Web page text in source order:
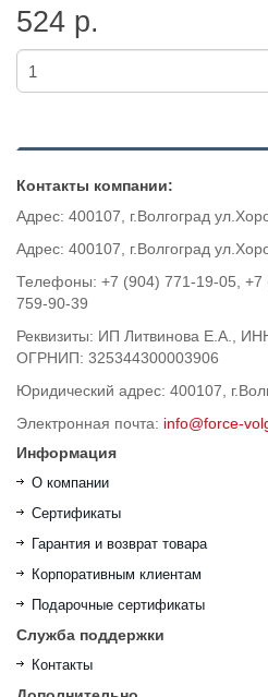
524 р.
Контакты компании:
Адрес: 400107, г.Волгоград
Адрес: 400107, г.Волгоград
Телефоны: +7 (904) 771-19-05, +7
759-90-39
Реквизиты: ИП Литвинова Е.А.,
ОГРНИП: 325344300003906
Юридический адрес: 400107,
Электронная почта: info@force-
Информация
О компании
Сертификаты
Гарантия и возврат товара
Корпоративным клиентам
Подарочные сертификаты
Служба поддержки
Контакты